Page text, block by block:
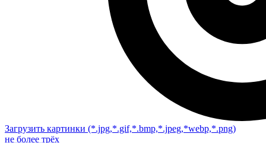
Загрузить картинки (*.jpg,*.gif,*.bmp,*.jpeg,*webp,*.png)
не более трёх